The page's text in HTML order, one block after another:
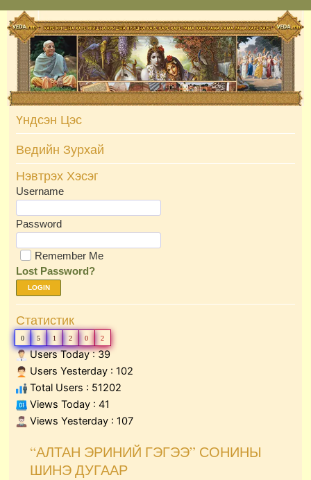
Skip
to
content
Үндсэн Цэс
Ведийн Зурхай
Нэвтрэх Хэсэг
Username
Password
Remember Me
Lost Password?
LOGIN
Статистик
0 5 1 2 0 2
Users Today : 39
Users Yesterday : 102
Total Users : 51202
Views Today : 41
Views Yesterday : 107
“АЛТАН ЭРИНИЙ ГЭГЭЭ” СОНИНЫ
ШИНЭ ДУГААР